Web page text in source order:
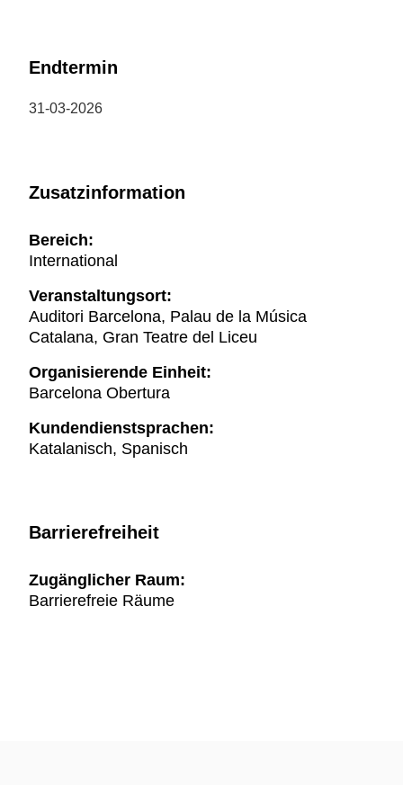
Endtermin
31-03-2026
Zusatzinformation
Bereich:
International
Veranstaltungsort:
Auditori Barcelona, Palau de la Música
Catalana, Gran Teatre del Liceu
Organisierende Einheit:
Barcelona Obertura
Kundendienstsprachen:
Katalanisch, Spanisch
Barrierefreiheit
Zugänglicher Raum:
Barrierefreie Räume